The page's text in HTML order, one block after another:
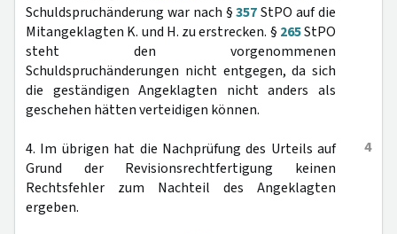
Schuldspruchänderung war nach §357StPO auf die
Mitangeklagten K. und H. zu erstrecken. § 265StPO
steht den vorgenommenen
Schuldspruchänderungen nicht entgegen, da sich
die geständigen Angeklagten nicht anders als
geschehen hätten verteidigen können.
4
4. Im übrigen hat die Nachprüfung des Urteils auf
Grund der Revisionsrechtfertigung keinen
Rechtsfehler zum Nachteil des Angeklagten
ergeben.